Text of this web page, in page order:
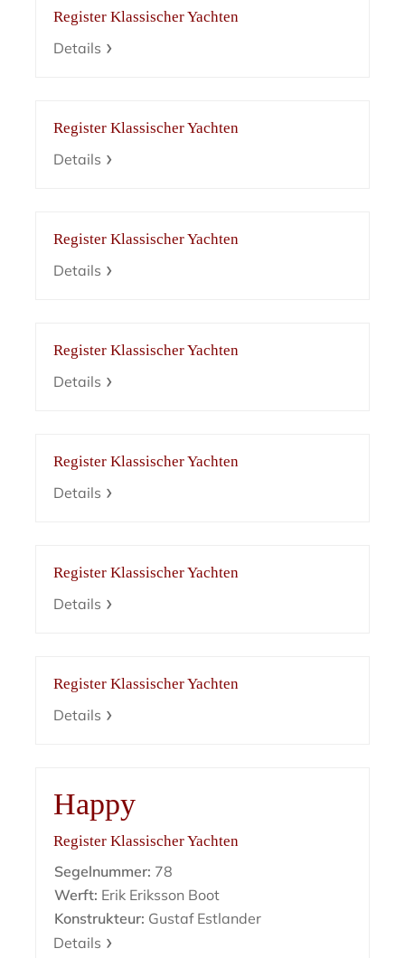
Register Klassischer Yachten
Details
Register Klassischer Yachten
Details
Register Klassischer Yachten
Details
Register Klassischer Yachten
Details
Register Klassischer Yachten
Details
Register Klassischer Yachten
Details
Register Klassischer Yachten
Details
Happy
Register Klassischer Yachten
Segelnummer: 78
Werft: Erik Eriksson Boot
Konstrukteur: Gustaf Estlander
Details